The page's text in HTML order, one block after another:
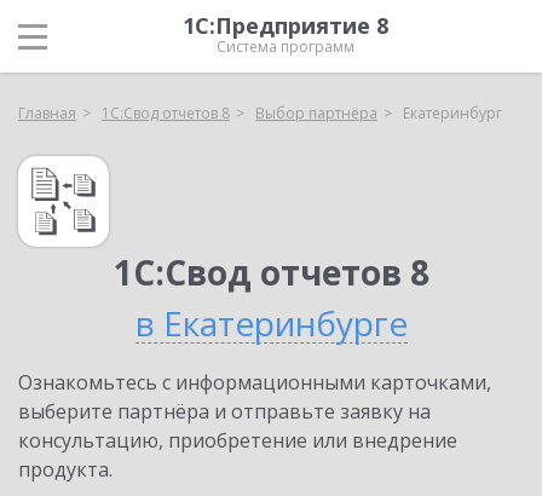
1С:Предприятие 8
Система программ
Главная 1С:Свод отчетов 8 Выбор партнёра Екатеринбург
1С:Свод отчетов 8
в Екатеринбурге
Ознакомьтесь с информационными карточками,
выберите партнёра и отправьте заявку на
консультацию, приобретение или внедрение
продукта.